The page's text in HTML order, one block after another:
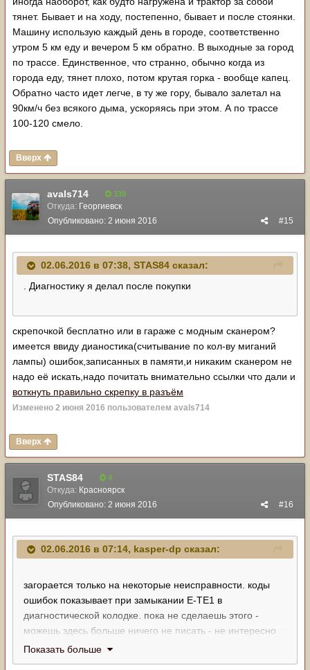
тянет. Бывает и на ходу, постепенно, бывает и после стоянки.
Машину использую каждый день в городе, соответственно
утром 5 км еду и вечером 5 км обратно. В выходные за город
по трассе. Единственное, что странно, обычно когда из
города еду, тянет плохо, потом крутая горка - вообще капец.
Обратно часто идет легче, в ту же гору, бывало залетал на
90км/ч без всякого дыма, ускоряясь при этом. А по трассе
100-120 смело.
Вверх
avals714 339
Откуда: Георгиевск
#15
Опубликовано: 2 июня 2016
02.06.2016 в 07:38, STAS84 сказал:
. Диагностику я делал после покупки
скрепочкой бесплатно или в гараже с модным сканером?
имеется ввиду дианостика(считывание по кол-ву миганий
лампы) ошибок,записанных в памяти,и никаким сканером не
надо её искать,надо почитать внимательно ссылки что дали и
воткнуть правильно скрепку в разъём
Изменено 2 июня 2016 пользователем avals714
Вверх
STAS84 4
Откуда: Красноярск
#16
Опубликовано: 2 июня 2016
02.06.2016 в 07:14, kasper-dp сказал:
загорается только на некоторые неисправности. коды
ошибок показывает при замыкании Е-TE1 в
диагностической колодке. пока не сделаешь этого -
можешь здесь больше ничего не писать - не интересно
время тратить на кофейные гадания. скорее всего
обнаружишь 5 ошибку(она ЧЕК не зажигает). в любом
Показать больше